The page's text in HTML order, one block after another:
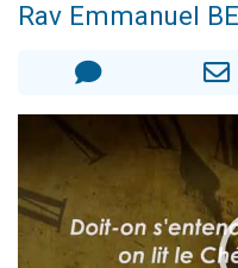
Il
3
Rav Emmanuel